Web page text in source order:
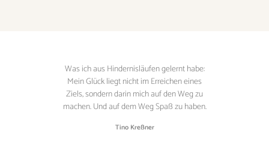
Was ich aus Hindernisläufen gelernt habe:
Mein Glück liegt nicht im Erreichen eines
Ziels, sondern darin mich auf den Weg zu
machen. Und auf dem Weg Spaß zu haben.
Tino Kreßner